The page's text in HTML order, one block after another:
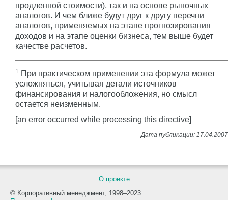
продленной стоимости), так и на основе рыночных
аналогов. И чем ближе будут друг к другу перечни
аналогов, применяемых на этапе прогнозирования
доходов и на этапе оценки бизнеса, тем выше будет
качестве расчетов.
1 При практическом применении эта формула может
усложняться, учитывая детали источников
финансирования и налогообложения, но смысл
остается неизменным.
[an error occurred while processing this directive]
О проекте
© Корпоративный менеджмент, 1998–2023